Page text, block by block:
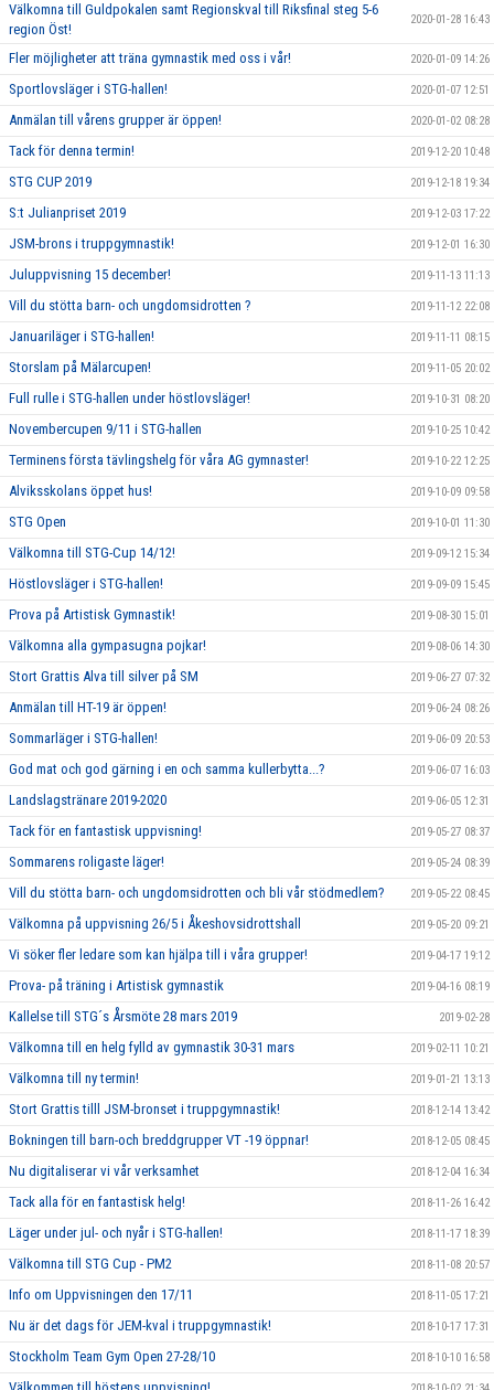
Välkomna till Guldpokalen samt Regionskval till Riksfinal steg 5-6
region Öst!
2020-01-28 16:43
Fler möjligheter att träna gymnastik med oss i vår! 2020-01-09 14:26
Sportlovsläger i STG-hallen! 2020-01-07 12:51
Anmälan till vårens grupper är öppen! 2020-01-02 08:28
Tack för denna termin! 2019-12-20 10:48
STG CUP 2019 2019-12-18 19:34
S:t Julianpriset 2019 2019-12-03 17:22
JSM-brons i truppgymnastik! 2019-12-01 16:30
Juluppvisning 15 december! 2019-11-13 11:13
Vill du stötta barn- och ungdomsidrotten ? 2019-11-12 22:08
Januariläger i STG-hallen! 2019-11-11 08:15
Storslam på Mälarcupen! 2019-11-05 20:02
Full rulle i STG-hallen under höstlovsläger! 2019-10-31 08:20
Novembercupen 9/11 i STG-hallen 2019-10-25 10:42
Terminens första tävlingshelg för våra AG gymnaster! 2019-10-22 12:25
Alviksskolans öppet hus! 2019-10-09 09:58
STG Open 2019-10-01 11:30
Välkomna till STG-Cup 14/12! 2019-09-12 15:34
Höstlovsläger i STG-hallen! 2019-09-09 15:45
Prova på Artistisk Gymnastik! 2019-08-30 15:01
Välkomna alla gympasugna pojkar! 2019-08-06 14:30
Stort Grattis Alva till silver på SM 2019-06-27 07:32
Anmälan till HT-19 är öppen! 2019-06-24 08:26
Sommarläger i STG-hallen! 2019-06-09 20:53
God mat och god gärning i en och samma kullerbytta...? 2019-06-07 16:03
Landslagstränare 2019-2020 2019-06-05 12:31
Tack för en fantastisk uppvisning! 2019-05-27 08:37
Sommarens roligaste läger! 2019-05-24 08:39
Vill du stötta barn- och ungdomsidrotten och bli vår stödmedlem? 2019-05-22 08:45
Välkomna på uppvisning 26/5 i Åkeshovsidrottshall 2019-05-20 09:21
Vi söker fler ledare som kan hjälpa till i våra grupper! 2019-04-17 19:12
Prova- på träning i Artistisk gymnastik 2019-04-16 08:19
Kallelse till STG´s Årsmöte 28 mars 2019 2019-02-28
Välkomna till en helg fylld av gymnastik 30-31 mars 2019-02-11 10:21
Välkomna till ny termin! 2019-01-21 13:13
Stort Grattis tilll JSM-bronset i truppgymnastik! 2018-12-14 13:42
Bokningen till barn-och breddgrupper VT -19 öppnar! 2018-12-05 08:45
Nu digitaliserar vi vår verksamhet 2018-12-04 16:34
Tack alla för en fantastisk helg! 2018-11-26 16:42
Läger under jul- och nyår i STG-hallen! 2018-11-17 18:39
Välkomna till STG Cup - PM2 2018-11-08 20:57
Info om Uppvisningen den 17/11 2018-11-05 17:21
Nu är det dags för JEM-kval i truppgymnastik! 2018-10-17 17:31
Stockholm Team Gym Open 27-28/10 2018-10-10 16:58